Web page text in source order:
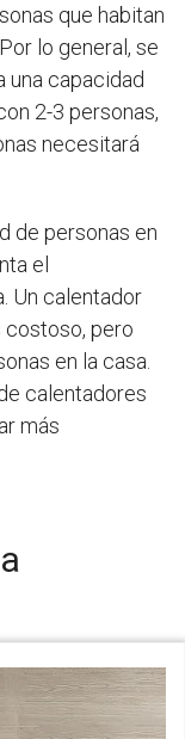
que habitan
lo general, se
una capacidad
2-3 personas,
necesitará
de personas en
el
Un calentador
costoso, pero
en la casa.
calentadores
más